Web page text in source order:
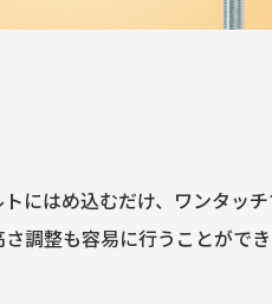
にはめ込むだけ、ワンタッ
調整も容易に行うことができ